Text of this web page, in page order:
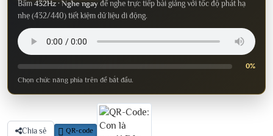
Bấm 432Hz · Nghe ngay để nghe trực tiếp bài giảng với tốc độ phát hạ
nhẹ (432/440) tiết kiệm dữ liệu di động.
0%
Chọn chức năng phía trên để bắt đầu.
Chia sẻ QR-code